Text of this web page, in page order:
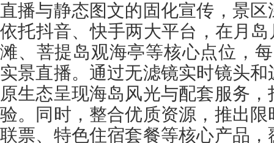
直播与静态图文的固化宣传，景
依托抖音、快手两大平台，在月
滩、菩提岛观海亭等核心点位，
实景直播。通过无滤镜实时镜头
原生态呈现海岛风光与配套服务
验。同时，整合优质资源，推出
联票、特色住宿套餐等核心产品